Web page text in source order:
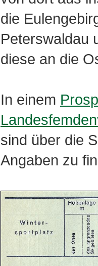
die
Peterswaldau
diese an die
In einem
sind über die
Angaben zu